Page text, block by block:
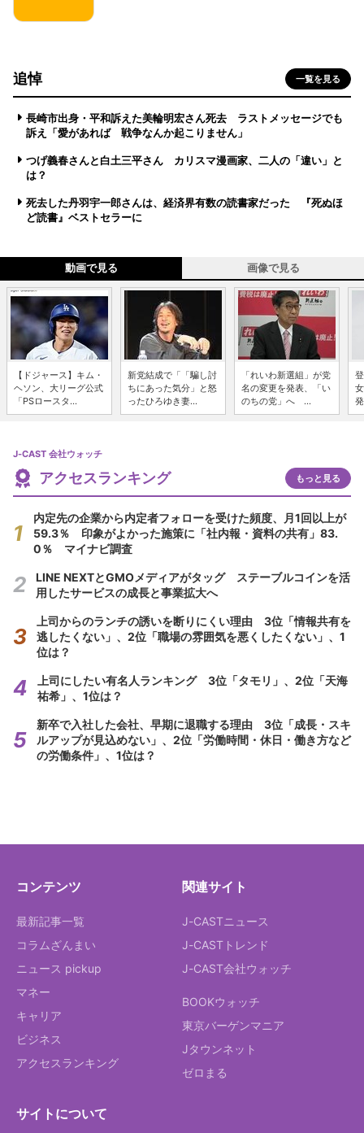
追悼 一覧を見る
長崎市出身・平和訴えた美輪明宏さん死去 ラストメッセージでも
訴え「愛があれば 戦争なんか起こりません」
つげ義春さんと白土三平さん カリスマ漫画家、二人の「違い」と
は？
死去した丹羽宇一郎さんは、経済界有数の読書家だった 『死ぬほ
ど読書』ベストセラーに
動画で見る 画像で見る
【ドジャース】キム・
ヘソン、大リーグ公式
「PSロースタ...
新党結成で「「騙し討
ちにあった気分」と怒
ったひろゆき妻...
「れいわ新選組」が党
名の変更を発表、「い
のちの党」へ ...
J-CAST 会社ウォッチ
アクセスランキング もっと見る
内定先の企業から内定者フォローを受けた頻度、月1回以上が
59.3％ 印象がよかった施策に「社内報・資料の共有」83.
0％ マイナビ調査
LINE NEXTとGMOメディアがタッグ ステーブルコインを活
用したサービスの成長と事業拡大へ
上司からのランチの誘いを断りにくい理由 3位「情報共有を
逃したくない」、2位「職場の雰囲気を悪くしたくない」、1
位は？
上司にしたい有名人ランキング 3位「タモリ」、2位「天海
祐希」、1位は？
新卒で入社した会社、早期に退職する理由 3位「成長・スキ
ルアップが見込めない」、2位「労働時間・休日・働き方など
の労働条件」、1位は？
コンテンツ
最新記事一覧
コラムざんまい
ニュース pickup
マネー
キャリア
ビジネス
アクセスランキング
関連サイト
J-CASTニュース
J-CASTトレンド
J-CAST会社ウォッチ
BOOKウォッチ
東京バーゲンマニア
Jタウンネット
ゼロまる
サイトについて